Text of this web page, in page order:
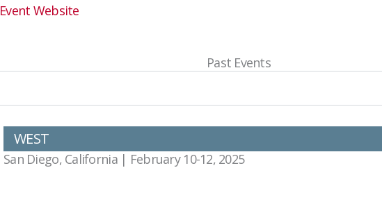
Event Website
Past Events
WEST
San Diego, California | February 10-12, 2025